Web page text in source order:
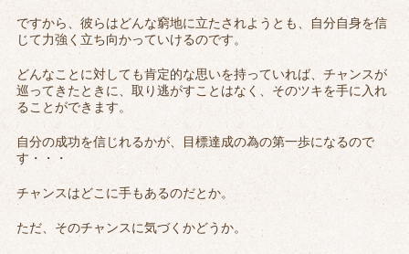
ですから、彼らはどんな窮地に立たされようとも、自分自身を信
じて力強く立ち向かっていけるのです。
どんなことに対しても肯定的な思いを持っていれば、チャンスが
巡ってきたときに、取り逃がすことはなく、そのツキを手に入れ
ることができます。
自分の成功を信じれるかが、目標達成の為の第一歩になるので
す・・・
チャンスはどこに手もあるのだとか。
ただ、そのチャンスに気づくかどうか。